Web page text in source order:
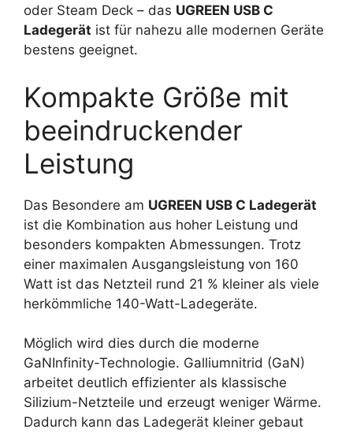
oder Steam Deck – das UGREEN USB C
Ladegerät ist für nahezu alle modernen Geräte
bestens geeignet.
Kompakte Größe mit
beeindruckender
Leistung
Das Besondere am UGREEN USB C Ladegerät
ist die Kombination aus hoher Leistung und
besonders kompakten Abmessungen. Trotz
einer maximalen Ausgangsleistung von 160
Watt ist das Netzteil rund 21 % kleiner als viele
herkömmliche 140-Watt-Ladegeräte.
Möglich wird dies durch die moderne
GaNInfinity-Technologie. Galliumnitrid (GaN)
arbeitet deutlich effizienter als klassische
Silizium-Netzteile und erzeugt weniger Wärme.
Dadurch kann das Ladegerät kleiner gebaut